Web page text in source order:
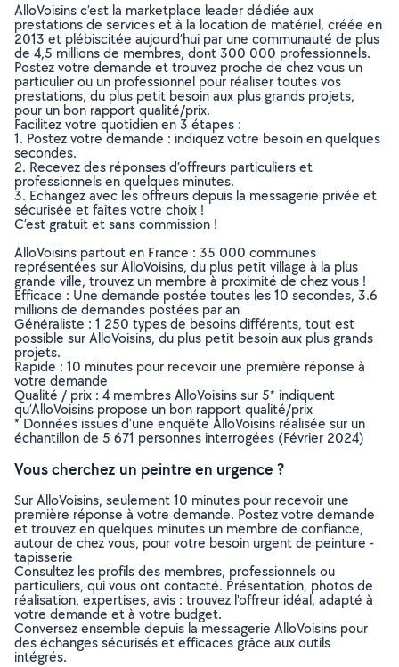
AlloVoisins c’est la marketplace leader dédiée aux
prestations de services et à la location de matériel, créée en
2013 et plébiscitée aujourd’hui par une communauté de plus
de 4,5 millions de membres, dont 300 000 professionnels.
Postez votre demande et trouvez proche de chez vous un
particulier ou un professionnel pour réaliser toutes vos
prestations, du plus petit besoin aux plus grands projets,
pour un bon rapport qualité/prix.
Facilitez votre quotidien en 3 étapes :
1. Postez votre demande : indiquez votre besoin en quelques
secondes.
2. Recevez des réponses d’offreurs particuliers et
professionnels en quelques minutes.
3. Echangez avec les offreurs depuis la messagerie privée et
sécurisée et faites votre choix !
C’est gratuit et sans commission !
AlloVoisins partout en France : 35 000 communes
représentées sur AlloVoisins, du plus petit village à la plus
grande ville, trouvez un membre à proximité de chez vous !
Efficace : Une demande postée toutes les 10 secondes, 3.6
millions de demandes postées par an
Généraliste : 1 250 types de besoins différents, tout est
possible sur AlloVoisins, du plus petit besoin aux plus grands
projets.
Rapide : 10 minutes pour recevoir une première réponse à
votre demande
Qualité / prix : 4 membres AlloVoisins sur 5* indiquent
qu’AlloVoisins propose un bon rapport qualité/prix
* Données issues d’une enquête AlloVoisins réalisée sur un
échantillon de 5 671 personnes interrogées (Février 2024)
Vous cherchez un peintre en urgence ?
Sur AlloVoisins, seulement 10 minutes pour recevoir une
première réponse à votre demande. Postez votre demande
et trouvez en quelques minutes un membre de confiance,
autour de chez vous, pour votre besoin urgent de peinture -
tapisserie
Consultez les profils des membres, professionnels ou
particuliers, qui vous ont contacté. Présentation, photos de
réalisation, expertises, avis : trouvez l'offreur idéal, adapté à
votre demande et à votre budget.
Conversez ensemble depuis la messagerie AlloVoisins pour
des échanges sécurisés et efficaces grâce aux outils
intégrés.